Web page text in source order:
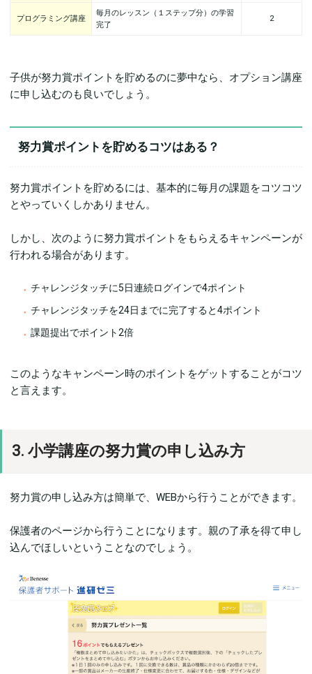
プログラミング講座
毎月のレッスン（１ステップ分）の学習
完了
2
子供が努力賞ポイントを貯めるのに夢中なら、オプション講座
に申し込むのも良いでしょう。
努力賞ポイントを貯めるコツはある？
努力賞ポイントを貯めるには、基本的に毎月の課題をコツコツ
とやっていくしかありません。
しかし、次のように努力賞ポイントをもらえるキャンペーンが
行われる場合があります。
チャレンジタッチに5日連続ログインで4ポイント
チャレンジタッチを24日までに完了すると4ポイント
課題提出でポイント2倍
このようなキャンペーン時のポイントをゲットすることがコツ
と言えます。
3. 小学講座の努力賞の申し込み方
努力賞の申し込み方は簡単で、WEBから行うことができます。
保護者のページから行うことになります。親の了承を得て申し
込んでほしいということなのでしょう。